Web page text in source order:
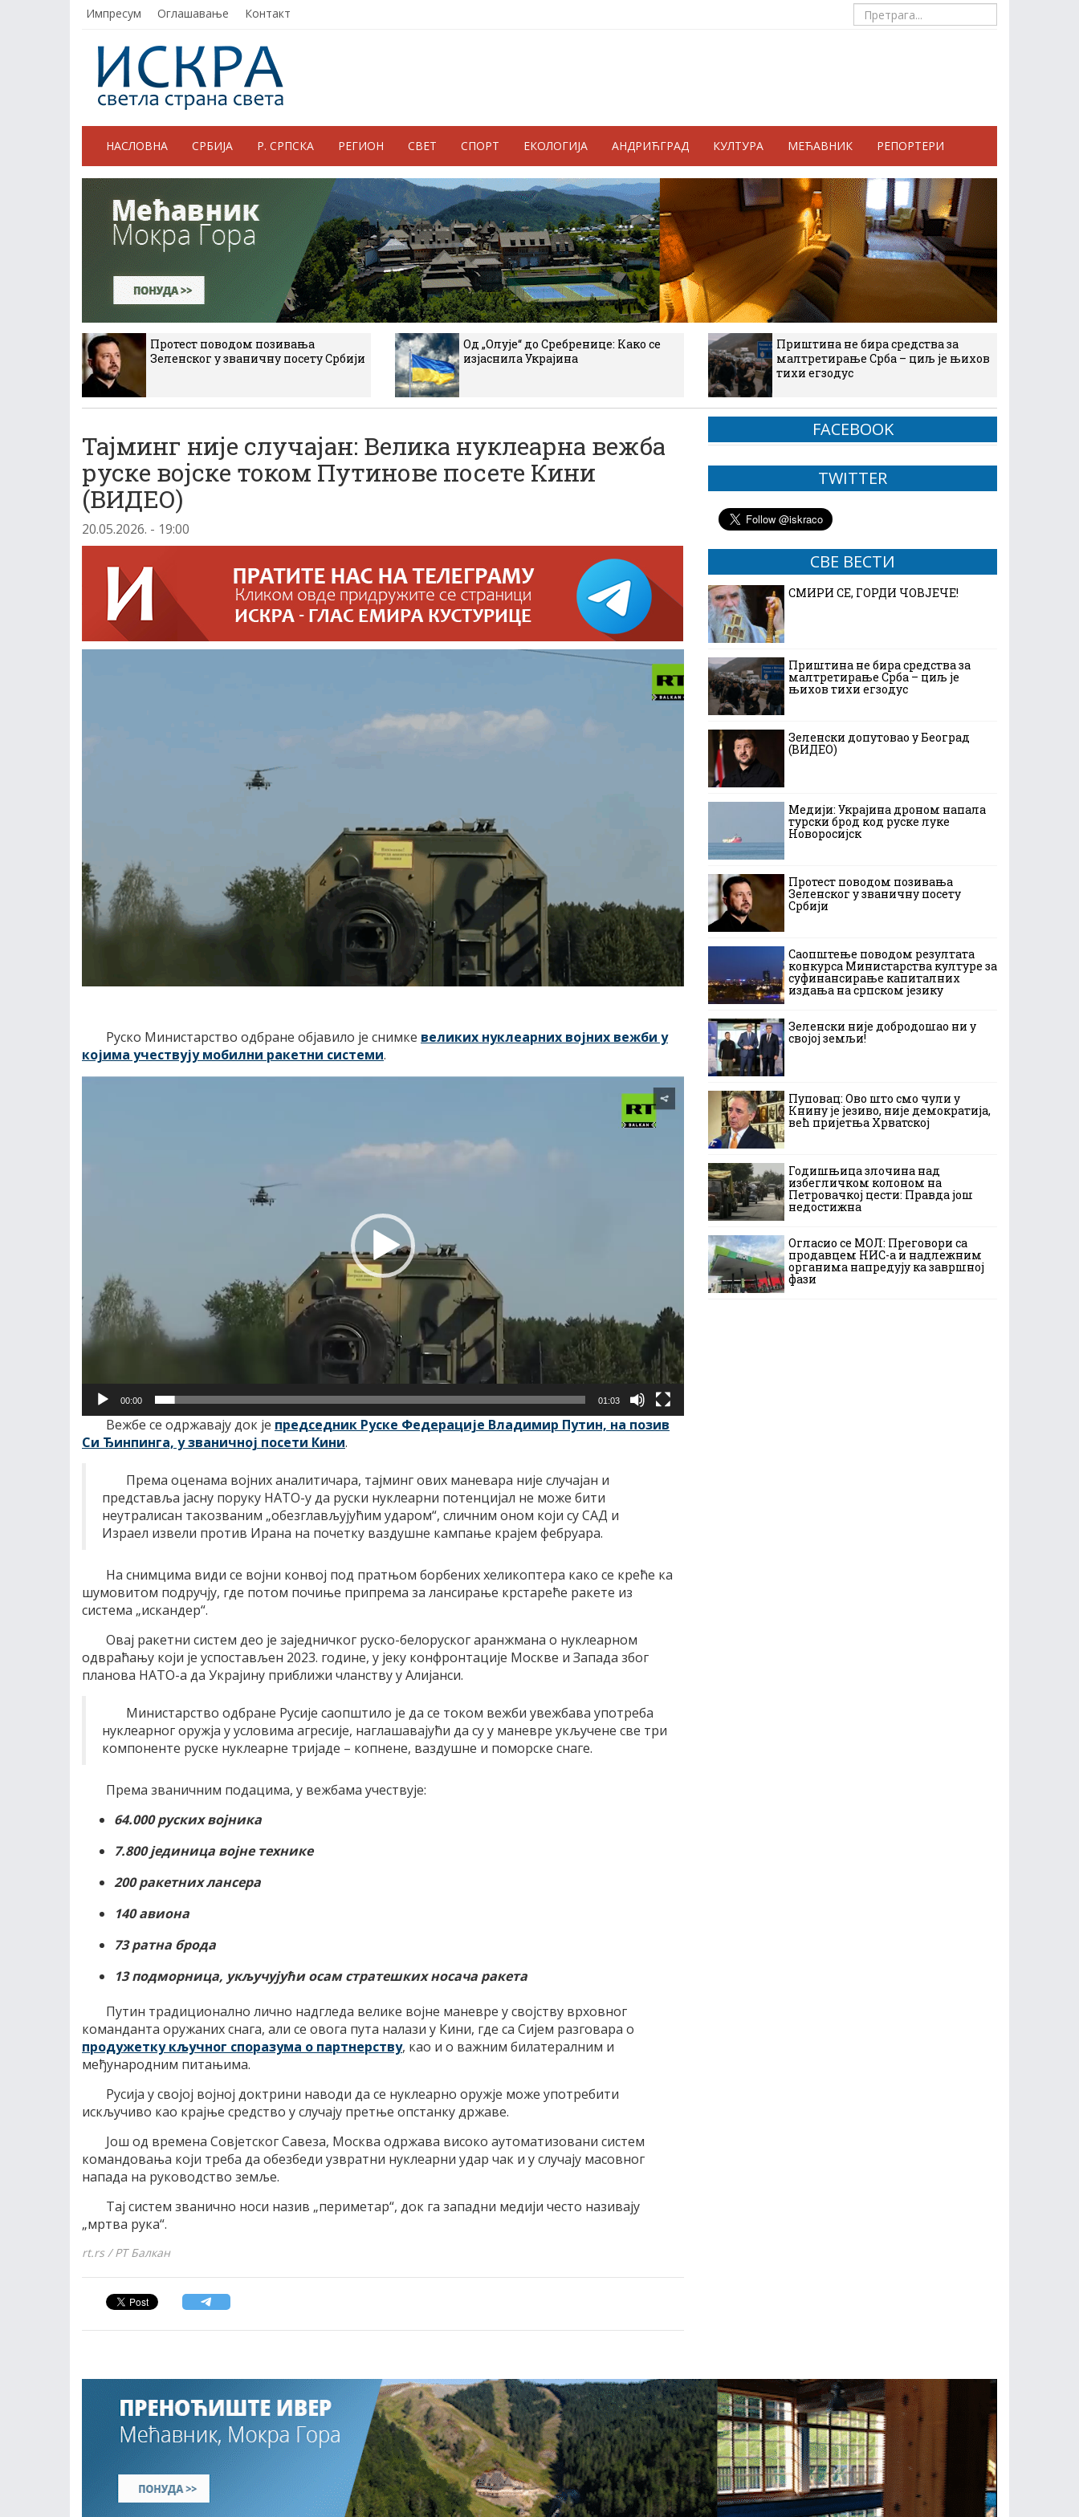
Импресум Оглашавање Контакт
НАСЛОВНА СРБИЈА Р. СРПСКА РЕГИОН СВЕТ СПОРТ ЕКОЛОГИЈА АНДРИЋГРАД КУЛТУРА МЕЋАВНИК РЕПОРТЕРИ
Протест поводом позивања
Зеленског у званичну посету Србији
Од „Олује“ до Сребренице: Како се
изјаснила Украјина
Приштина не бира средства за
малтретирање Срба – циљ је њихов
тихи егзодус
Тајминг није случајан: Велика нуклеарна вежба
руске војске током Путинове посете Кини
(ВИДЕО)
20.05.2026. - 19:00
Руско Министарство одбране објавило је снимке великих нуклеарних војних вежби у
којима учествују мобилни ракетни системи.
00:00 01:03
Вежбе се одржавају док је председник Руске Федерације Владимир Путин, на позив
Си Ђинпинга, у званичној посети Кини.
Према оценама војних аналитичара, тајминг ових маневара није случајан и
представља јасну поруку НАТО-у да руски нуклеарни потенцијал не може бити
неутралисан такозваним „обезглављујућим ударом“, сличним оном који су САД и
Израел извели против Ирана на почетку ваздушне кампање крајем фебруара.
На снимцима види се војни конвој под пратњом борбених хеликоптера како се креће ка
шумовитом подручју, где потом почиње припрема за лансирање крстареће ракете из
система „искандер“.
Овај ракетни систем део је заједничког руско-белоруског аранжмана о нуклеарном
одвраћању који је успостављен 2023. године, у јеку конфронтације Москве и Запада због
планова НАТО-а да Украјину приближи чланству у Алијанси.
Министарство одбране Русије саопштило је да се током вежби увежбава употреба
нуклеарног оружја у условима агресије, наглашавајући да су у маневре укључене све три
компоненте руске нуклеарне тријаде – копнене, ваздушне и поморске снаге.
Према званичним подацима, у вежбама учествује:
64.000 руских војника
7.800 јединица војне технике
200 ракетних лансера
140 авиона
73 ратна брода
13 подморница, укључујући осам стратешких носача ракета
Путин традиционално лично надгледа велике војне маневре у својству врховног
команданта оружаних снага, али се овога пута налази у Кини, где са Сијем разговара о
продужетку кључног споразума о партнерству, као и о важним билатералним и
међународним питањима.
Русија у својој војној доктрини наводи да се нуклеарно оружје може употребити
искључиво као крајње средство у случају претње опстанку државе.
Још од времена Совјетског Савеза, Москва одржава високо аутоматизовани систем
командовања који треба да обезбеди узвратни нуклеарни удар чак и у случају масовног
напада на руководство земље.
Тај систем званично носи назив „периметар“, док га западни медији често називају
„мртва рука“.
rt.rs / РТ Балкан
FACEBOOK
TWITTER
СВЕ ВЕСТИ
СМИРИ СЕ, ГОРДИ ЧОВЈЕЧЕ!
Приштина не бира средства за
малтретирање Срба – циљ је
њихов тихи егзодус
Зеленски допутовао у Београд
(ВИДЕО)
Медији: Украјина дроном напала
турски брод код руске луке
Новоросијск
Протест поводом позивања
Зеленског у званичну посету
Србији
Саопштење поводом резултата
конкурса Министарства културе за
суфинансирање капиталних
издања на српском језику
Зеленски није добродошао ни у
својој земљи!
Пуповац: Ово што смо чули у
Книну је језиво, није демократија,
већ пријетња Хрватској
Годишњица злочина над
избегличком колоном на
Петровачкој цести: Правда још
недостижна
Огласио се МОЛ: Преговори са
продавцем НИС-а и надлежним
органима напредују ка завршној
фази